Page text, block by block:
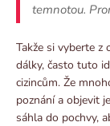
temnotou.
Takže si vyberte z
dálky, často tuto
cizincům. Že
poznání a objevit
sáhla do pochvy,